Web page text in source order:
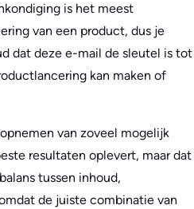
is het meest
van een product, dus je
dat deze e-mail de sleutel is tot
kan maken of
van zoveel mogelijk
resultaten oplevert, maar dat
tussen inhoud,
de juiste combinatie van